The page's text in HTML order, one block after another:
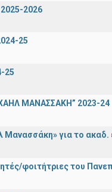
2026
25
25
ΜΑΝΑΣΣΑΚΗ” 2023-24
για το ακαδ.
φοιτήτριες του